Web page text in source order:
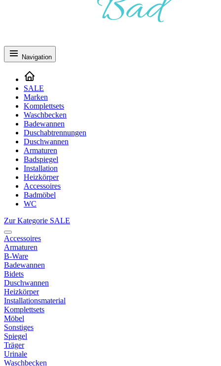
Navigation
SALE
Marken
Komplettsets
Waschbecken
Badewannen
Duschabtrennungen
Duschwannen
Armaturen
Badspiegel
Installation
Heizkörper
Accessoires
Badmöbel
WC
Zur Kategorie SALE
Accessoires
Armaturen
B-Ware
Badewannen
Bidets
Duschwannen
Heizkörper
Installationsmaterial
Komplettsets
Möbel
Sonstiges
Spiegel
Träger
Urinale
Waschbecken